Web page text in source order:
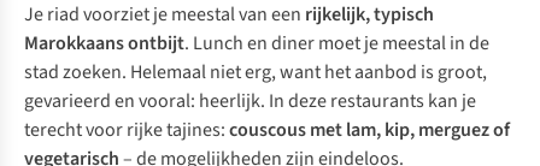
Je riad voorziet je meestal van een rijkelijk, typisch
Marokkaans ontbijt. Lunch en diner moet je meestal in de
stad zoeken. Helemaal niet erg, want het aanbod is groot,
gevarieerd en vooral: heerlijk. In deze restaurants kan je
terecht voor rijke tajines:couscous met lam, kip, merguez of
vegetarisch– de mogelijkheden zijn eindeloos.